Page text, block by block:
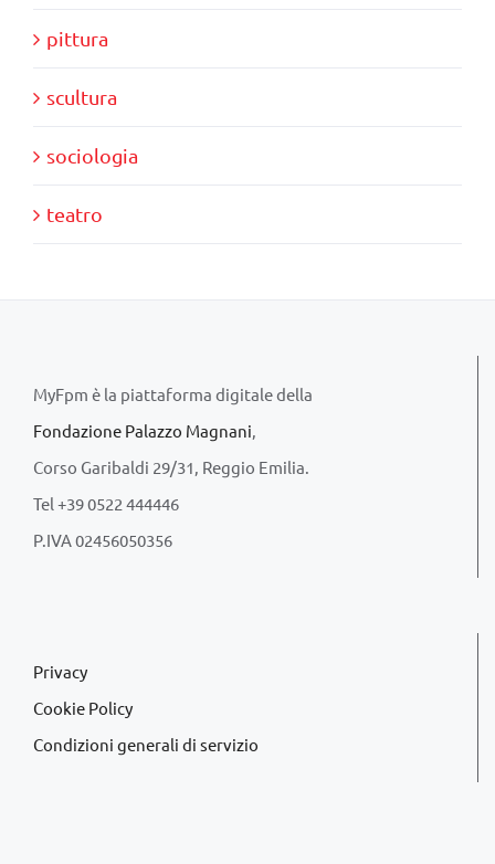
pittura
scultura
sociologia
teatro
MyFpm è la piattaforma digitale della
Fondazione Palazzo Magnani,
Corso Garibaldi 29/31, Reggio Emilia.
Tel +39 0522 444446
P.IVA 02456050356
Privacy
Cookie Policy
Condizioni generali di servizio